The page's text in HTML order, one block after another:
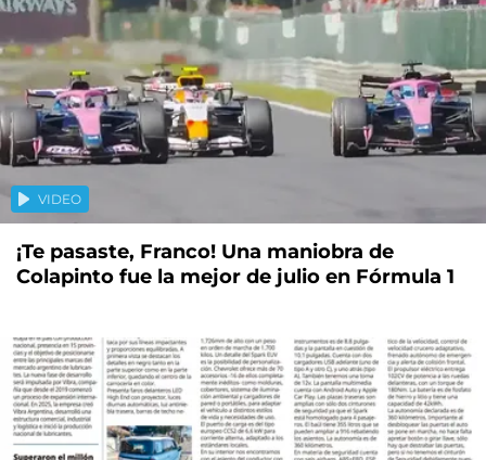
VIDEO
¡Te pasaste, Franco! Una maniobra de
Colapinto fue la mejor de julio en Fórmula 1